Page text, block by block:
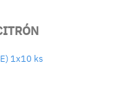
1x10 ks